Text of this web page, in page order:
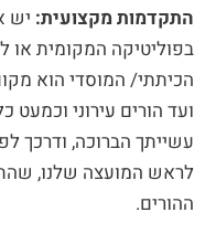
התקדמות מקצועית: יש
בפוליטיקה המקומית או
הכיתתי/ המוסדי הוא
ועד הורים עירוני וכמעט
עשייתך הברוכה, ודרכך
לראש המועצה שלנו,
ההורים.